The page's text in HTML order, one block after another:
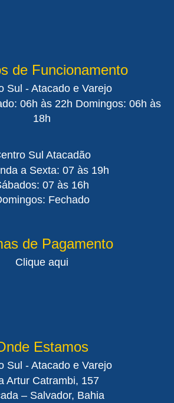
de Funcionamento
Sul - Atacado e Varejo
06h às 22h Domingos: 06h às
18h
Sul Atacadão
a Sexta: 07 às 19h
07 às 16h
Fechado
de Pagamento
Clique aqui
Estamos
Sul - Atacado e Varejo
Artur Catrambi, 157
– Salvador, Bahia